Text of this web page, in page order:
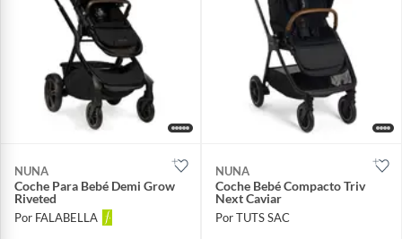
NUNA
Coche Para Bebé Demi Grow
Riveted
Por FALABELLA
NUNA
Coche Bebé Compacto Triv
Next Caviar
Por TUTS SAC